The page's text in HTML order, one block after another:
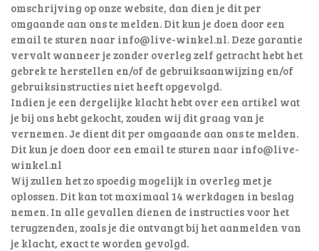
omschrijving op onze website, dan dien je dit per
omgaande aan ons te melden. Dit kun je doen door een
email te sturen naar info@live-winkel.nl. Deze garantie
vervalt wanneer je zonder overleg zelf getracht hebt het
gebrek te herstellen en/of de gebruiksaanwijzing en/of
gebruiksinstructies niet heeft opgevolgd.
Indien je een dergelijke klacht hebt over een artikel wat
je bij ons hebt gekocht, zouden wij dit graag van je
vernemen. Je dient dit per omgaande aan ons te melden.
Dit kun je doen door een email te sturen naar info@live-
winkel.nl
Wij zullen het zo spoedig mogelijk in overleg met je
oplossen. Dit kan tot maximaal 14 werkdagen in beslag
nemen. In alle gevallen dienen de instructies voor het
terugzenden, zoals je die ontvangt bij het aanmelden van
je klacht, exact te worden gevolgd.